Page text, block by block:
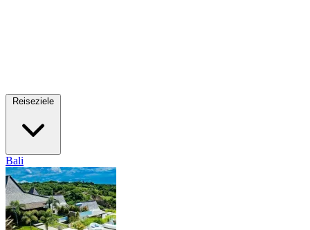
Bali